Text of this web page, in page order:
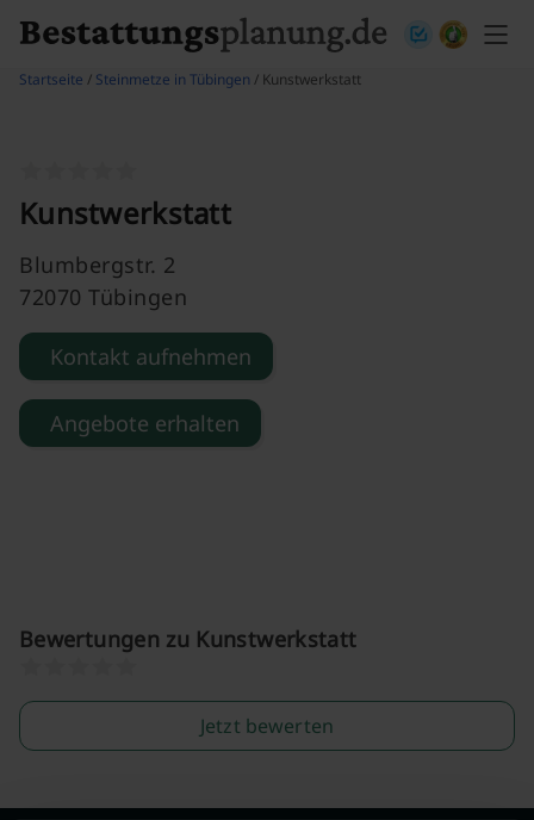
Startseite / Steinmetze in Tübingen / Kunstwerkstatt
Kunstwerkstatt
Blumbergstr. 2
72070 Tübingen
Kontakt aufnehmen
Angebote erhalten
Bewertungen zu Kunstwerkstatt
Jetzt bewerten